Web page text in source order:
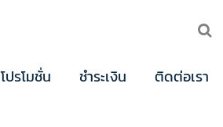
โปรโมชั่น ชำระเงิน
ติดต่อเรา